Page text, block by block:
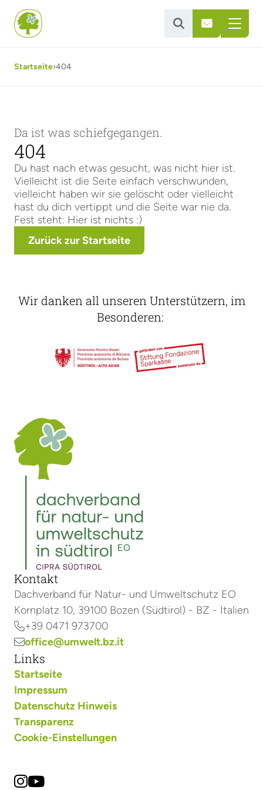
 
Startseite›404
Da ist was schiefgegangen.
404
Du hast nach etwas gesucht, was nicht hier ist.
Vielleicht ist die Seite einfach verschwunden,
vielleicht haben wir sie gelöscht oder vielleicht
hast du dich vertippt und die Seite war nie da.
Fest steht: Hier ist nichts :)
Zurück zur Startseite
Wir danken all unseren Unterstützern, im
Besonderen:
Kontakt
Dachverband für Natur- und Umweltschutz EO
Kornplatz 10, 39100 Bozen (Südtirol) - BZ - Italien
+39 0471 973700
office@umwelt.bz.it
Links
Startseite
Impressum
Datenschutz Hinweis
Transparenz
Cookie-Einstellungen
